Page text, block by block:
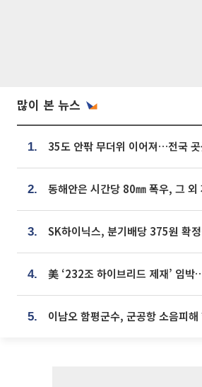
많이 본 뉴스
1.
2.
3.
4.
5. 이남오 함평군수, 군공항 소음피